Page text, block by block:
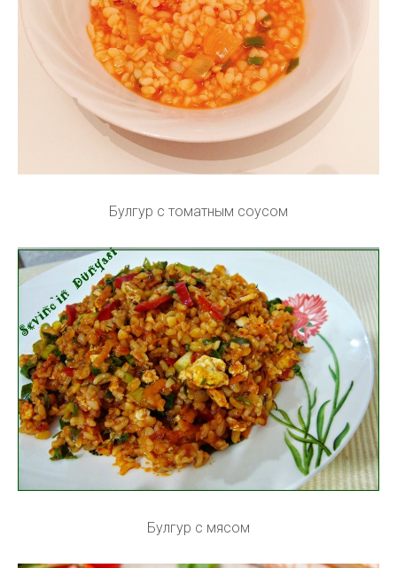
Булгур с томатным соусом
Булгур с мясом